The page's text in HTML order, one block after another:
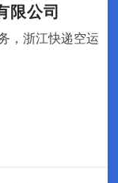
限公司
，浙江快递空运